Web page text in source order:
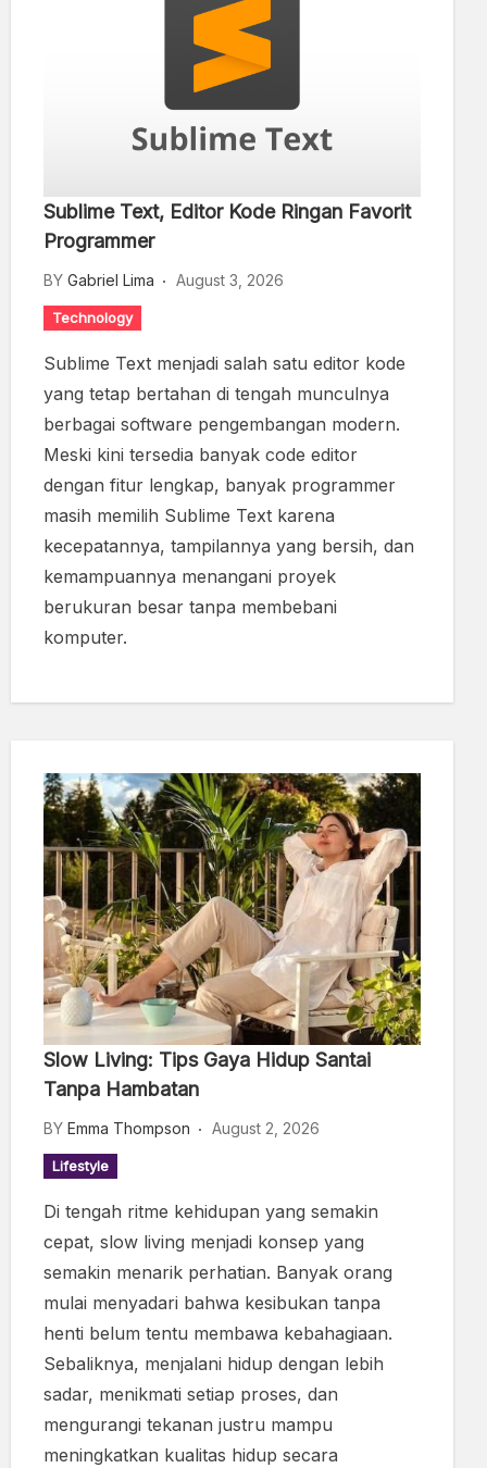
Sublime Text, Editor Kode Ringan Favorit
Programmer
BY Gabriel Lima August 3, 2026
Technology
Sublime Text menjadi salah satu editor kode
yang tetap bertahan di tengah munculnya
berbagai software pengembangan modern.
Meski kini tersedia banyak code editor
dengan fitur lengkap, banyak programmer
masih memilih Sublime Text karena
kecepatannya, tampilannya yang bersih, dan
kemampuannya menangani proyek
berukuran besar tanpa membebani
komputer.
Slow Living: Tips Gaya Hidup Santai
Tanpa Hambatan
BY Emma Thompson August 2, 2026
Lifestyle
Di tengah ritme kehidupan yang semakin
cepat, slow living menjadi konsep yang
semakin menarik perhatian. Banyak orang
mulai menyadari bahwa kesibukan tanpa
henti belum tentu membawa kebahagiaan.
Sebaliknya, menjalani hidup dengan lebih
sadar, menikmati setiap proses, dan
mengurangi tekanan justru mampu
meningkatkan kualitas hidup secara